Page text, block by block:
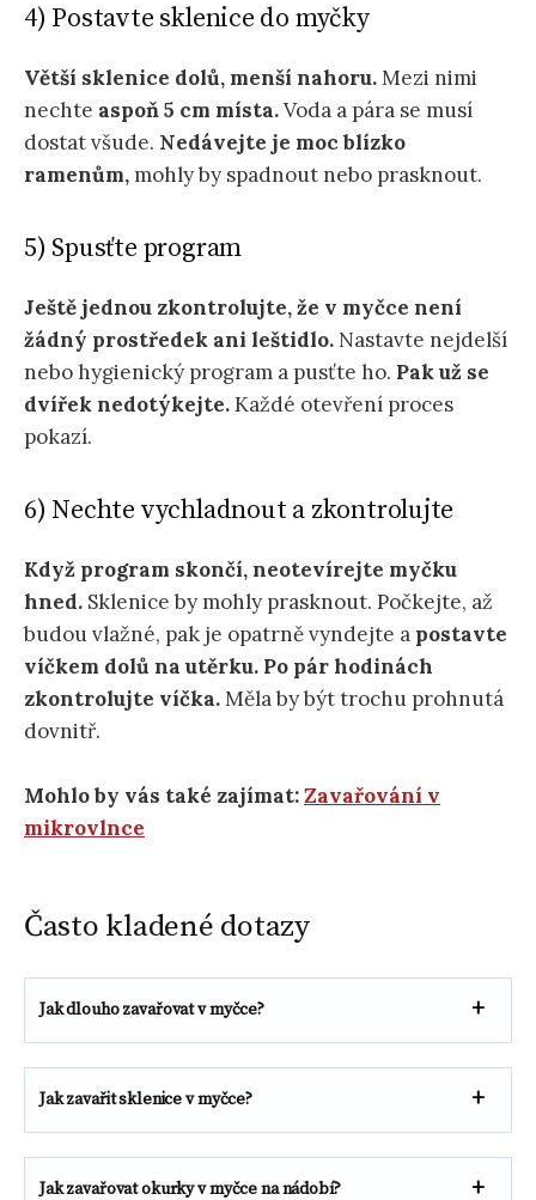
4) Postavte sklenice do myčky
Větší sklenice dolů, menší nahoru.Mezi nimi
nechte aspoň 5 cm místa.Voda a pára se musí
dostat všude. Nedávejte je moc blízko
ramenům, mohly by spadnout nebo prasknout.
5) Spusťte program
Ještě jednou zkontrolujte, že v myčce není
žádný prostředek ani leštidlo. Nastavte nejdelší
nebo hygienický program a pusťte ho. Pak už se
dvířeknedotýkejte.Každé otevření proces
pokazí.
6) Nechte vychladnout a zkontrolujte
Když program skončí, neotevírejte myčku
hned. Sklenice by mohly prasknout. Počkejte, až
budou vlažné, pak je opatrně vyndejte a postavte
víčkem dolů na utěrku. Po pár hodinách
zkontrolujte víčka.Měla by být trochu prohnutá
dovnitř.
Mohlo by vás také zajímat:Zavařování v
mikrovlnce
Často kladené dotazy
Jak dlouho zavařovat v myčce?
Jak zavařit sklenice v myčce?
Jak zavařovat okurky v myčce na nádobí?